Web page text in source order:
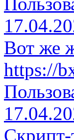
Вот же
https://